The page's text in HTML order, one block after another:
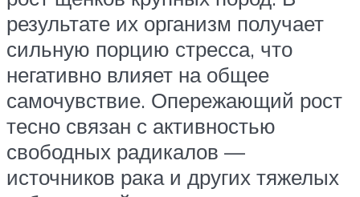
результате их организм получает
сильную порцию стресса, что
негативно влияет на общее
самочувствие. Опережающий рост
тесно связан с активностью
свободных радикалов —
источников рака и других тяжелых